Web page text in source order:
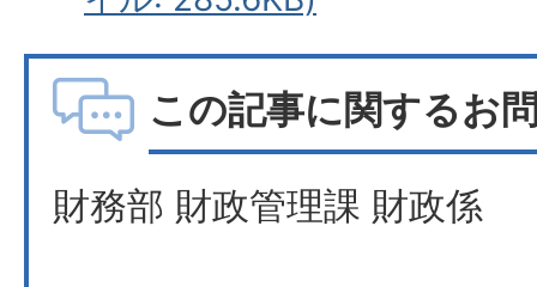
この記事に関するお
財務部 財政管理課 財政係